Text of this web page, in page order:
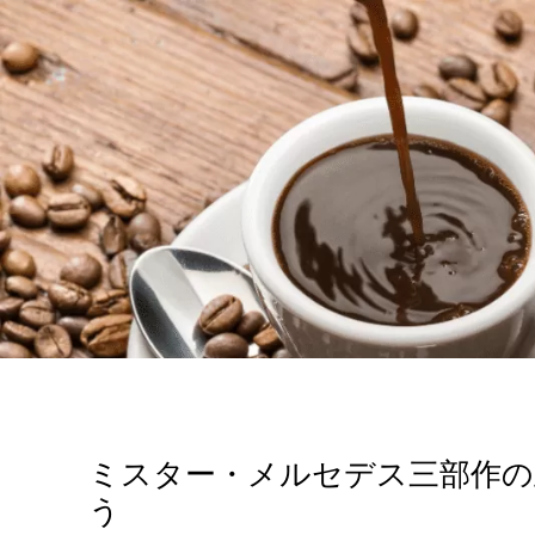
ミスター・メルセデス三部作
う